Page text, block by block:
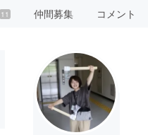
11 仲間募集 コメント